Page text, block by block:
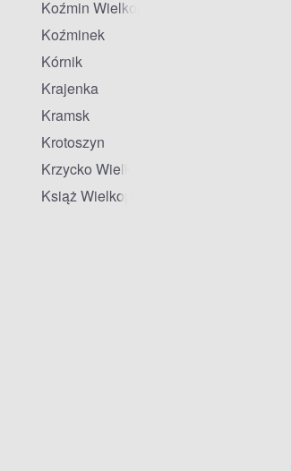
Koźmin Wielkopolski
Koźminek
Kórnik
Krajenka
Kramsk
Krotoszyn
Krzycko Wielkie
Książ Wielkopolski